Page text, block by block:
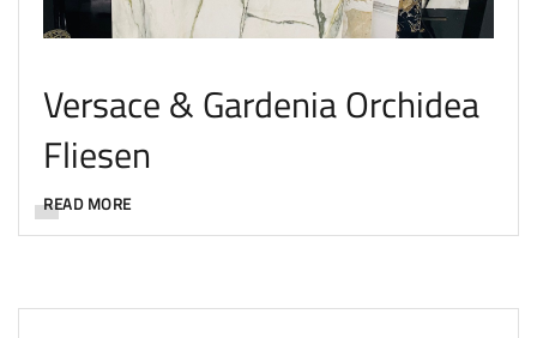
Versace & Gardenia Orchidea
Fliesen
READ MORE